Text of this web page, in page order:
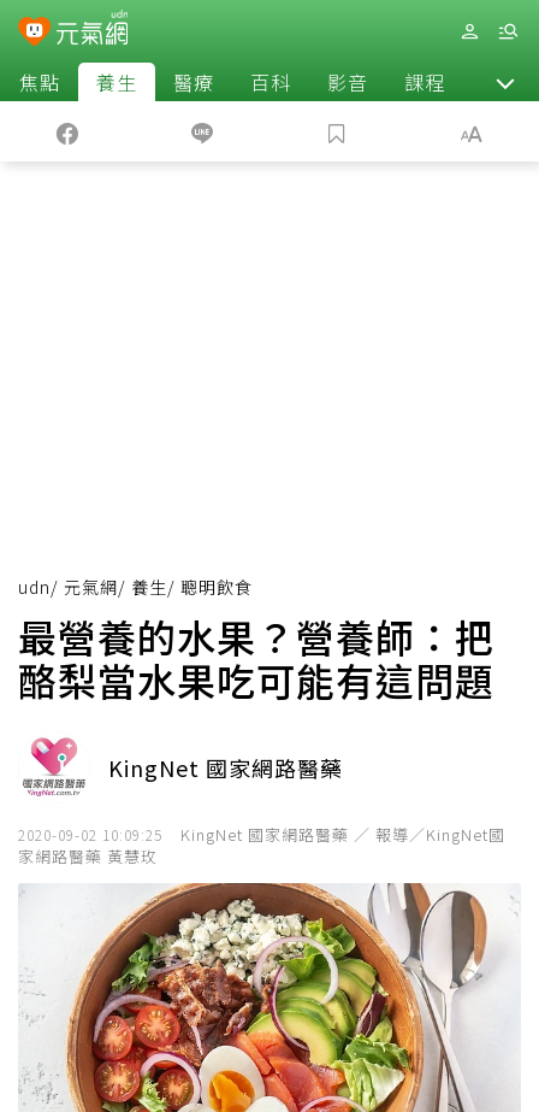
焦點 養生 醫療 百科 影音 課程 退休
udn/ 元氣網/ 養生/ 聰明飲食
最營養的水果？營養師：把
酪梨當水果吃可能有這問題
KingNet 國家網路醫藥
2020-09-02 10:09:25
KingNet 國家網路醫藥 ／ 報導／KingNet國
家網路醫藥 黃慧玫